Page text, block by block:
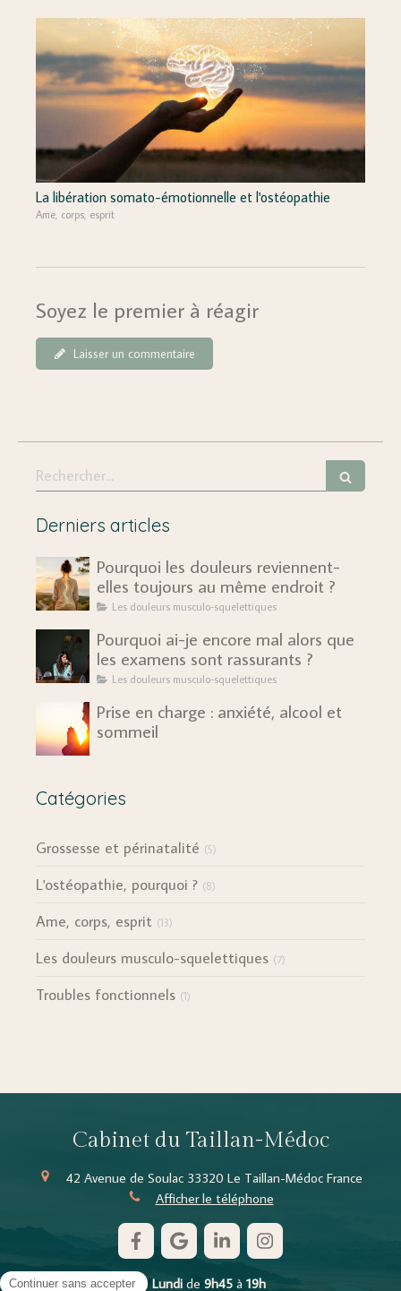
La libération somato-émotionnelle et l'ostéopathie
Ame, corps, esprit
Soyez le premier à réagir
Laisser un commentaire
Rechercher
Derniers articles
Pourquoi les douleurs reviennent-
elles toujours au même endroit ?
Les douleurs musculo-squelettiques
Pourquoi ai-je encore mal alors que
les examens sont rassurants ?
Les douleurs musculo-squelettiques
Prise en charge : anxiété, alcool et
sommeil
Catégories
Grossesse et périnatalité (5)
L'ostéopathie, pourquoi ? (8)
Ame, corps, esprit (13)
Les douleurs musculo-squelettiques (7)
Troubles fonctionnels (1)
Cabinet du Taillan-Médoc
42 Avenue de Soulac 33320 Le Taillan-Médoc France
Afficher le téléphone
Le Lundi de 9h45 à 19h